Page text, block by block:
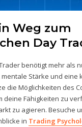
Weg zum
Day
benötigt mehr als
mentale Stärke und eine
die Möglichkeiten des
deine Fähigkeiten zu
zu agieren. Besuche
in Trading